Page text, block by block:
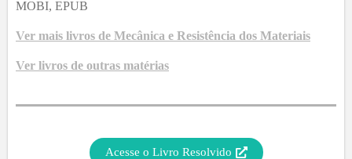
Ver mais livros de Mecânica e Resistência dos Materiais
Ver livros de outras matérias
MOBI, EPUB
Acesse o Livro Resolvido